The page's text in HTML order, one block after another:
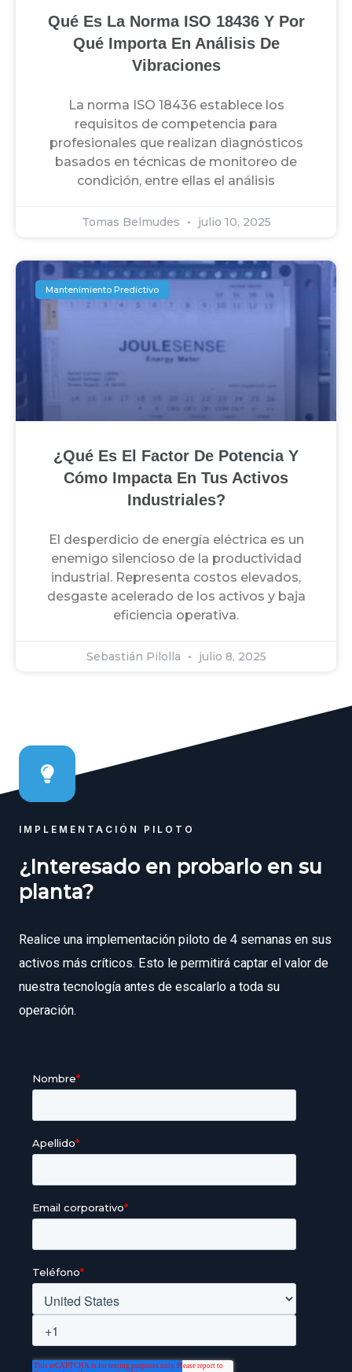
Qué Es La Norma ISO 18436 Y Por
Qué Importa En Análisis De
Vibraciones
La norma ISO 18436 establece los
requisitos de competencia para
profesionales que realizan diagnósticos
basados en técnicas de monitoreo de
condición, entre ellas el análisis
Tomas Belmudes julio 10, 2025
Mantenimiento Predictivo
¿Qué Es El Factor De Potencia Y
Cómo Impacta En Tus Activos
Industriales?
El desperdicio de energía eléctrica es un
enemigo silencioso de la productividad
industrial. Representa costos elevados,
desgaste acelerado de los activos y baja
eficiencia operativa.
Sebastián Pilolla julio 8, 2025
IMPLEMENTACIÓN PILOTO
¿Interesado en probarlo en su
planta?
Realice una implementación piloto de 4 semanas en sus
activos más críticos. Esto le permitirá captar el valor de
nuestra tecnología antes de escalarlo a toda su
operación.